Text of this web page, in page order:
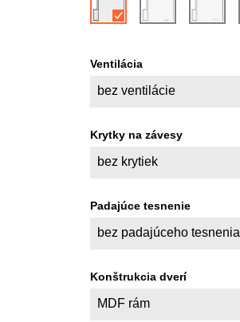
Ventilácia
bez ventilácie
Krytky na závesy
bez krytiek
Padajúce tesnenie
bez padajúceho tesnenia
Konštrukcia dverí
MDF rám